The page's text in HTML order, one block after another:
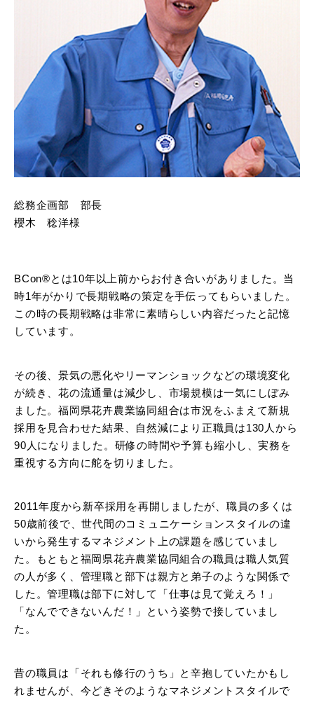
総務企画部 部長
櫻木 稔洋様
BCon®とは10年以上前からお付き合いがありました。当
時1年がかりで長期戦略の策定を手伝ってもらいました。
この時の長期戦略は非常に素晴らしい内容だったと記憶
しています。
その後、景気の悪化やリーマンショックなどの環境変化
が続き、花の流通量は減少し、市場規模は一気にしぼみ
ました。福岡県花卉農業協同組合は市況をふまえて新規
採用を見合わせた結果、自然減により正職員は130人から
90人になりました。研修の時間や予算も縮小し、実務を
重視する方向に舵を切りました。
2011年度から新卒採用を再開しましたが、職員の多くは
50歳前後で、世代間のコミュニケーションスタイルの違
いから発生するマネジメント上の課題を感じていまし
た。もともと福岡県花卉農業協同組合の職員は職人気質
の人が多く、管理職と部下は親方と弟子のような関係で
した。管理職は部下に対して「仕事は見て覚えろ！」
「なんでできないんだ！」という姿勢で接していまし
た。
昔の職員は「それも修行のうち」と辛抱していたかもし
れませんが、今どきそのようなマネジメントスタイルで